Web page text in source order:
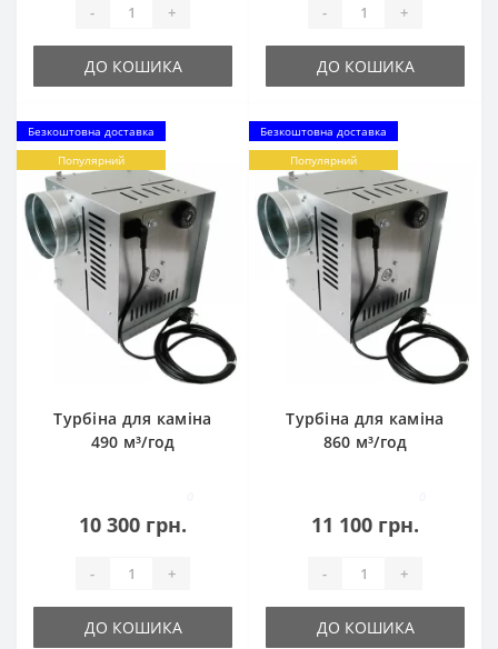
- +
ДО КОШИКА
- +
ДО КОШИКА
Безкоштовна доставка
Популярний
Турбіна для каміна
490 м³/год
10 300 грн.
- +
ДО КОШИКА
Безкоштовна доставка
Популярний
Турбіна для каміна
860 м³/год
11 100 грн.
- +
ДО КОШИКА